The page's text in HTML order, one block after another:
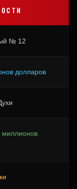
№ 12
долларов